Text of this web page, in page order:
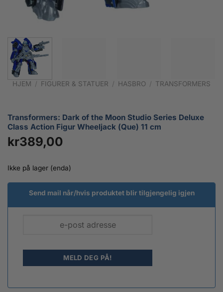
HJEM / FIGURER & STATUER / HASBRO / TRANSFORMERS
Transformers: Dark of the Moon Studio Series Deluxe
Class Action Figur Wheeljack (Que) 11 cm
kr389,00
Ikke på lager (enda)
Send mail når/hvis produktet blir tilgjengelig igjen